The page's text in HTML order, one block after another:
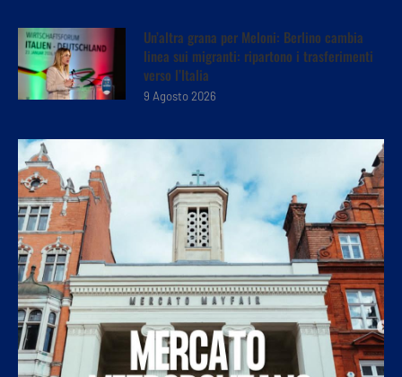
Un’altra grana per Meloni: Berlino cambia
linea sui migranti: ripartono i trasferimenti
verso l’Italia
9 Agosto 2026